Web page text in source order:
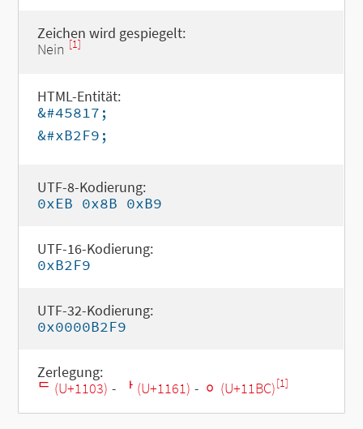
Zeichen wird gespiegelt:
Nein [1]
HTML-Entität:
&#45817;
&#xB2F9;
UTF-8-Kodierung:
0xEB 0x8B 0xB9
UTF-16-Kodierung:
0xB2F9
UTF-32-Kodierung:
0x0000B2F9
Zerlegung:
ᄃ (U+1103) - ᅡ (U+1161) - ᆼ (U+11BC)[1]